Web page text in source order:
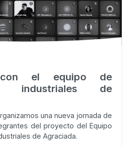
con el equipo de
industriales de
una nueva jornada de
del proyecto del Equipo
de Agraciada.